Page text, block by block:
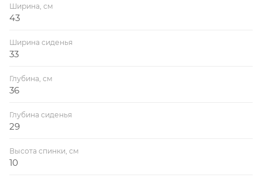
Ширина, см
43
Ширина сиденья
33
Глубина, см
36
Глубина сиденья
29
Высота спинки, см
10